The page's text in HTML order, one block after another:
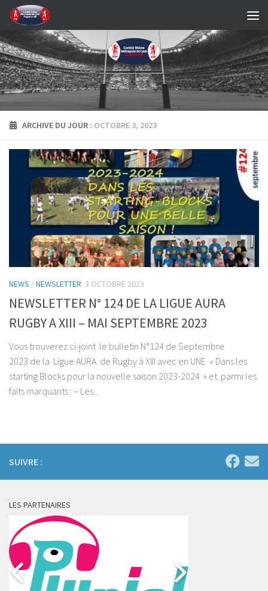
Skip to content
ARCHIVE DU JOUR : OCTOBRE 3, 2023
NEWS /NEWSLETTER 3 OCTOBRE 2023
NEWSLETTER N° 124 DE LA LIGUE AURA
RUGBY A XIII – MAI SEPTEMBRE 2023
Vous trouverez ci-joint le bulletin N°124 de Septembre
2023 de la Ligue AURA de Rugby à XIII avec en UNE « Dans les
starting Blocks pour la nouvelle saison 2023-2024 » et parmi les
faits marquants : – Les...
SUIVRE :
LES PARTENAIRES